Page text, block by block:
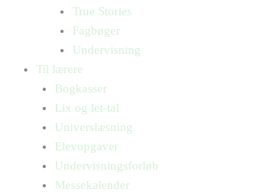
True Stories
Fagbøger
Undervisning
Til lærere
Bogkasser
Lix og let-tal
Universlæsning
Elevopgaver
Undervisningsforløb
Messekalender